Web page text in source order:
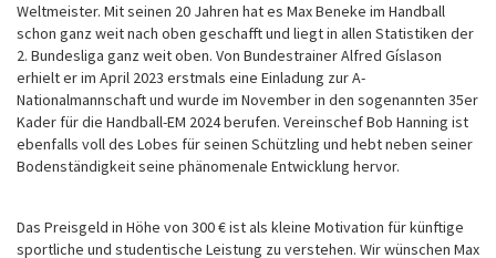
Weltmeister. Mit seinen 20 Jahren hat es Max Beneke im Handball
schon ganz weit nach oben geschafft und liegt in allen Statistiken der
2. Bundesliga ganz weit oben. Von Bundestrainer Alfred Gíslason
erhielt er im April 2023 erstmals eine Einladung zur A-
Nationalmannschaft und wurde im November in den sogenannten 35er
Kader für die Handball-EM 2024 berufen. Vereinschef Bob Hanning ist
ebenfalls voll des Lobes für seinen Schützling und hebt neben seiner
Bodenständigkeit seine phänomenale Entwicklung hervor.
Das Preisgeld in Höhe von 300 € ist als kleine Motivation für künftige
sportliche und studentische Leistung zu verstehen. Wir wünschen Max